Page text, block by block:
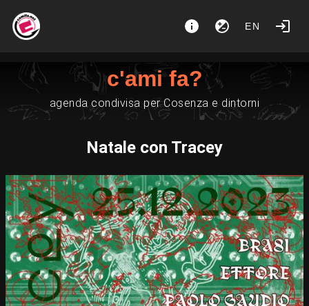
EN
c'ami fa?
agenda condivisa per Cosenza e dintorni
Natale con Tracey